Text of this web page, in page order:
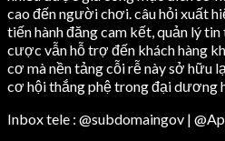
cao đến người chơi. câu hỏi xuất
tiến hành đăng cam kết, quản lý
cược vẫn hỗ trợ đến khách hàng
cơ mà nền tảng cỗi rễ này sở hữu
cơ hội thắng phệ trong đại dương
Inbox tele : @subdomaingov |